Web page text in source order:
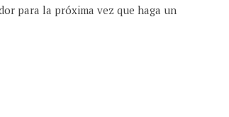
para la próxima vez que haga un